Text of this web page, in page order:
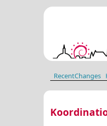
RecentChanges